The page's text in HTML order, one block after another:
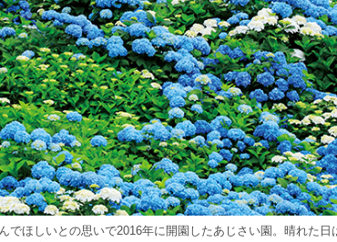
でほしいとの思いで2016年に開園したあじさい園。晴れた日